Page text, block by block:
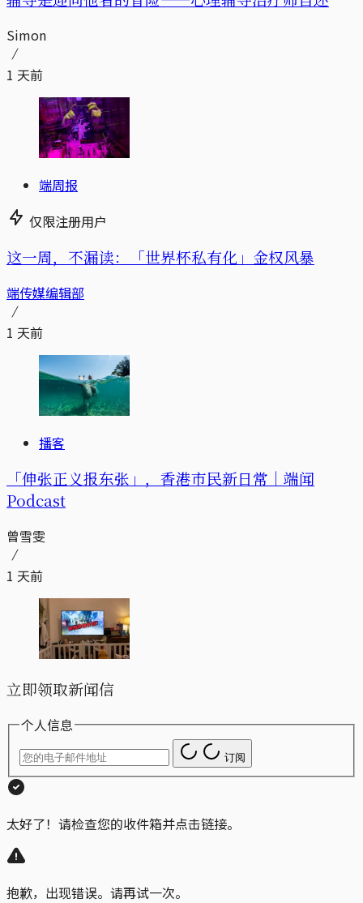
Simon
1 天前
端周报
仅限注册用户
这一周，不漏读：「世界杯私有化」金权风暴
端传媒编辑部
1 天前
播客
「伸张正义报东张」，香港市民新日常｜端闻
Podcast
曾雪雯
1 天前
立即领取新闻信
个人信息
订阅
太好了！请检查您的收件箱并点击链接。
抱歉，出现错误。请再试一次。